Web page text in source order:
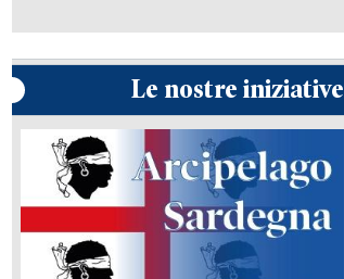
Le nostre iniziative